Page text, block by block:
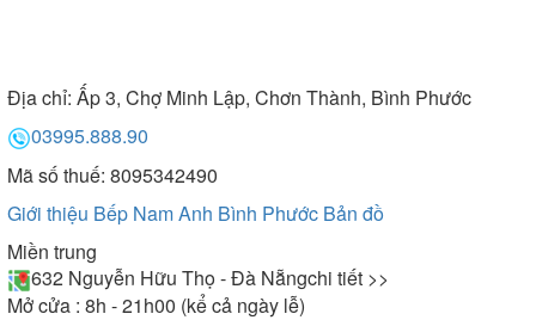
Địa chỉ: Ấp 3, Chợ Minh Lập, Chơn Thành, Bình Phước
03995.888.90
Mã số thuế: 8095342490
Giới thiệu Bếp Nam Anh Bình Phước Bản đồ
Miền trung
632 Nguyễn Hữu Thọ - Đà Nẵngchi tiết >>
Mở cửa : 8h - 21h00 (kể cả ngày lễ)